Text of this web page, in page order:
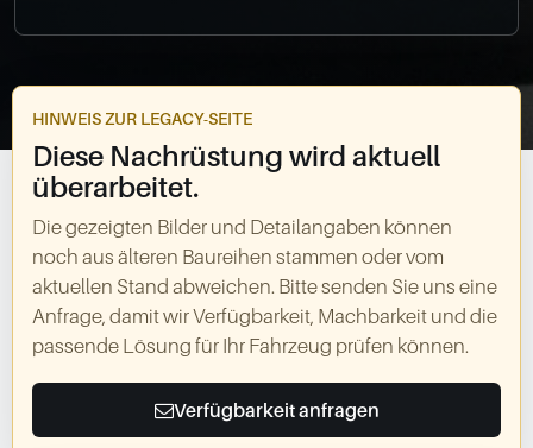
HINWEIS ZUR LEGACY-SEITE
Diese Nachrüstung wird aktuell
überarbeitet.
Die gezeigten Bilder und Detailangaben können
noch aus älteren Baureihen stammen oder vom
aktuellen Stand abweichen. Bitte senden Sie uns eine
Anfrage, damit wir Verfügbarkeit, Machbarkeit und die
passende Lösung für Ihr Fahrzeug prüfen können.
Verfügbarkeit anfragen